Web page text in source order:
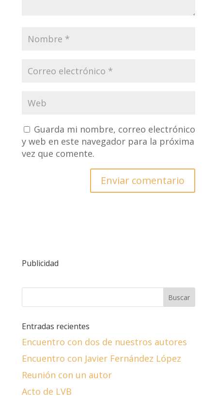
Guarda mi nombre, correo electrónico
y web en este navegador para la próxima
vez que comente.
Publicidad
Entradas recientes
Encuentro con dos de nuestros autores
Encuentro con Javier Fernández López
Reunión con un autor
Acto de LVB